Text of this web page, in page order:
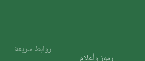
روابط سريعة